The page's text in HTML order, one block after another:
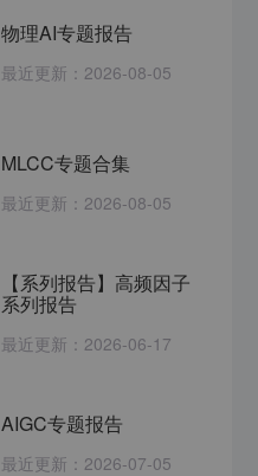
物理AI专题报告
最近更新： 2026-08-05
MLCC专题合集
最近更新： 2026-08-05
【系列报告】高频因子
系列报告
最近更新： 2026-06-17
AIGC专题报告
最近更新： 2026-07-05